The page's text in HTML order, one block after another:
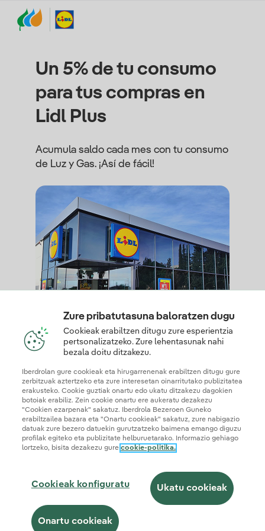
Un 5% de tu consumo
para tus compras en
Lidl Plus
Acumula saldo cada mes con tu consumo
de Luz y Gas. ¡Así de fácil!
Se debe entrar con un token
Condiciones de la promoción
Queremos que tu experiencia con Iberdrola sea segura, sencilla y sin sorpresas. Para
ello, hemos redactado estas condiciones explicándote punto por punto el funcionamiento
usuario y saber exactamente qué estás aceptando al unirte a nosotros.
Zure pribatutasuna baloratzen dugu
Cookieak erabiltzen ditugu zure esperientzia
pertsonalizatzeko. Zure lehentasunak nahi
bezala doitu ditzakezu.
Iberdrolan gure cookieak eta hirugarrenenak erabiltzen ditugu gure
zerbitzuak aztertzeko eta zure interesetan oinarritutako publizitatea
erakusteko. Cookie guztiak onartu edo ukatu ditzakezu dagokien
botoiak erabiliz. Zein cookie onartu ere aukeratu dezakezu
"Cookien ezarpenak" sakatuz. Iberdrola Bezeroen Guneko
erabiltzailea bazara eta "Onartu cookieak" sakatuz, zure nabigazio
datuak zure bezero datuekin gurutzatzeko baimena emango diguzu
profilak egiteko eta publizitate helburuetarako. Informazio gehiago
lortzeko, bisita dezakezu gure cookie-politika.
Cookieak konfiguratu Ukatu cookieak
Onartu cookieak